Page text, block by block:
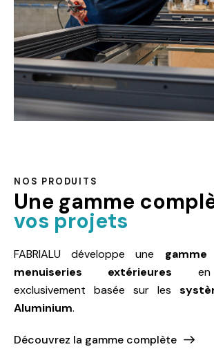
NOS PRODUITS
Une gamme
vos projets
FABRIALU développe une
menuiseries extérieures
exclusivement basée sur les
Aluminium.
Découvrez la gamme complète